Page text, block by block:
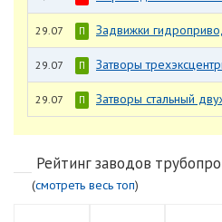
29.07 П Задвижки
29.07 П Затворы
29.07 П Затворы стальный
Рейтинг заводов
(смотреть весь топ)